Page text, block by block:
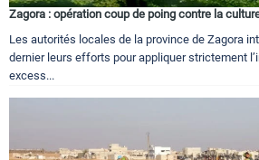
Zagora : opération coup de poing contre la
Les autorités locales de la province de Zagora
dernier leurs efforts pour appliquer strictement
excess...